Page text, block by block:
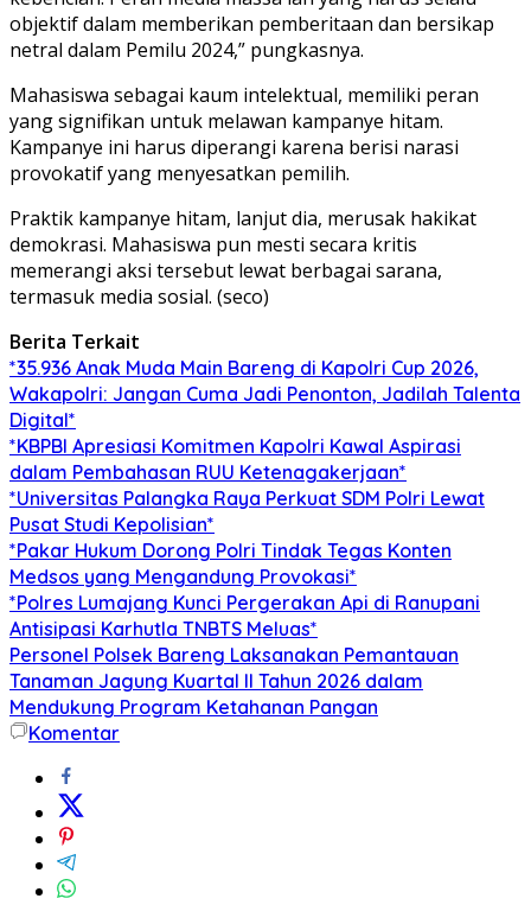
objektif dalam memberikan pemberitaan dan bersikap
netral dalam Pemilu 2024,” pungkasnya.
Mahasiswa sebagai kaum intelektual, memiliki peran
yang signifikan untuk melawan kampanye hitam.
Kampanye ini harus diperangi karena berisi narasi
provokatif yang menyesatkan pemilih.
Praktik kampanye hitam, lanjut dia, merusak hakikat
demokrasi. Mahasiswa pun mesti secara kritis
memerangi aksi tersebut lewat berbagai sarana,
termasuk media sosial. (seco)
Berita Terkait
*35.936 Anak Muda Main Bareng di Kapolri Cup 2026,
Wakapolri: Jangan Cuma Jadi Penonton, Jadilah Talenta
Digital*
*KBPBI Apresiasi Komitmen Kapolri Kawal Aspirasi
dalam Pembahasan RUU Ketenagakerjaan*
*Universitas Palangka Raya Perkuat SDM Polri Lewat
Pusat Studi Kepolisian*
*Pakar Hukum Dorong Polri Tindak Tegas Konten
Medsos yang Mengandung Provokasi*
*Polres Lumajang Kunci Pergerakan Api di Ranupani
Antisipasi Karhutla TNBTS Meluas*
Personel Polsek Bareng Laksanakan Pemantauan
Tanaman Jagung Kuartal II Tahun 2026 dalam
Mendukung Program Ketahanan Pangan
Komentar